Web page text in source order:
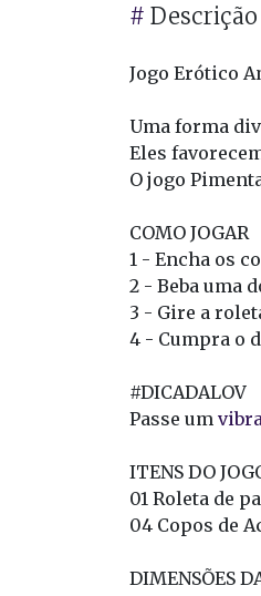
#
Jogo Erótico
Uma forma
Eles
O jogo
COMO JOGAR
1 - Encha os
2 - Beba uma
3 - Gire a
4 - Cumpra o
#DICADALOV
Passe um
ITENS DO
01 Roleta de
04 Copos de
DIMENSÕES